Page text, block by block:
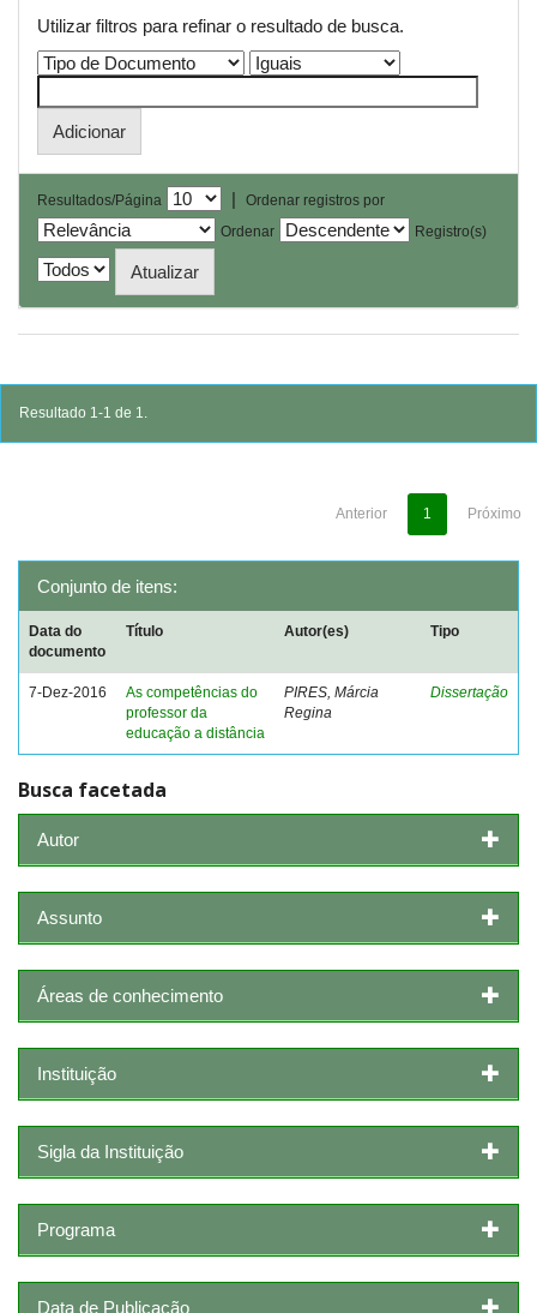
Utilizar filtros para refinar o resultado de busca.
Resultados/Página |
Ordenar registros por
Ordenar
Registro(s)
Resultado 1-1 de 1.
Anterior 1 Próximo
Conjunto de itens:
Data do
documento
Título Autor(es) Tipo
7-Dez-2016
As competências do
professor da
educação a distância
PIRES, Márcia
Regina
Dissertação
Busca facetada
Autor
Assunto
Áreas de conhecimento
Instituição
Sigla da Instituição
Programa
Data de Publicação